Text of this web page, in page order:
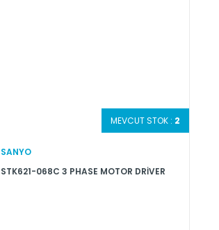
MEVCUT STOK : 2
SANYO
STK621-068C 3 PHASE MOTOR DRİVER